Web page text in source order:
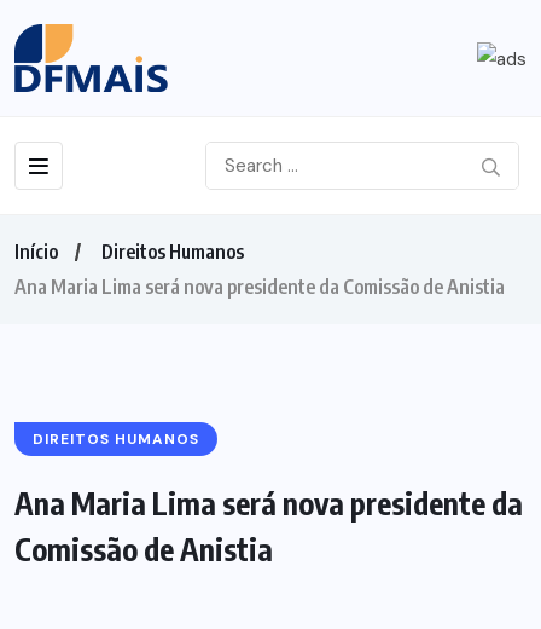
Início
Direitos Humanos
Ana Maria Lima será nova presidente da Comissão de Anistia
DIREITOS HUMANOS
Ana Maria Lima será nova presidente da
Comissão de Anistia